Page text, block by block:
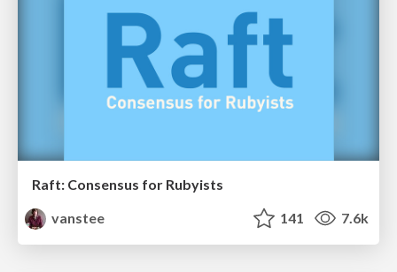
Raft: Consensus for Rubyists
vanstee
141 7.6k